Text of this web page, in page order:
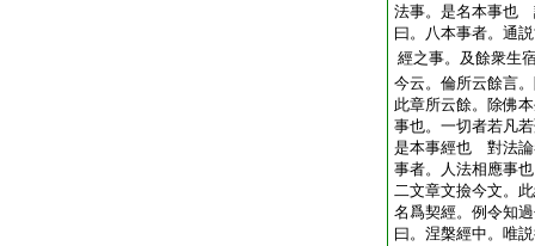
法事。是名本事也
曰。八本事者。通
經之事。及餘衆生
今云。倫所云餘言
此章所云餘。除佛
事也。一切者若凡
是本事經也 對法
事者。人法相應事
二文章文撿今文。
名爲契經。例令知
曰。涅槃經中。唯